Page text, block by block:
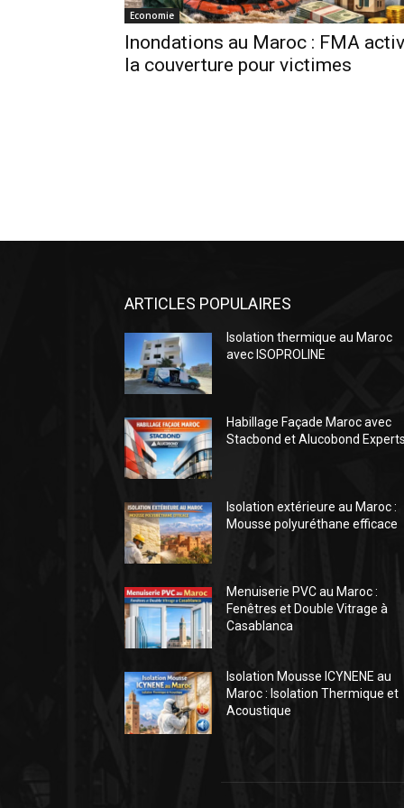
Economie
Inondations au Maroc : FMA
la couverture pour victimes
ARTICLES POPULAIRES
Isolation thermique au Maroc
avec ISOPROLINE
Habillage Façade Maroc avec
Stacbond et Alucobond
Isolation extérieure au Maroc :
Mousse polyuréthane efficace
Menuiserie PVC au Maroc :
Fenêtres et Double Vitrage à
Casablanca
Isolation Mousse ICYNENE au
Maroc : Isolation Thermique et
Acoustique